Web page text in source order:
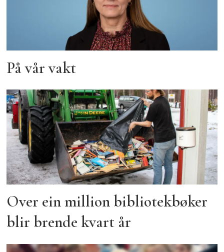
På vår vakt
Over ein million bibliotekbøker
blir brende kvart år